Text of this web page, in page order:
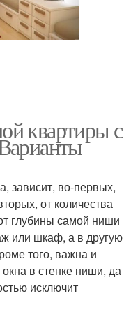
квартиры с
зависит, во-первых,
от количества
глубины самой ниши
или шкаф, а в другую
того, важна и
в стенке ниши, да
исключит